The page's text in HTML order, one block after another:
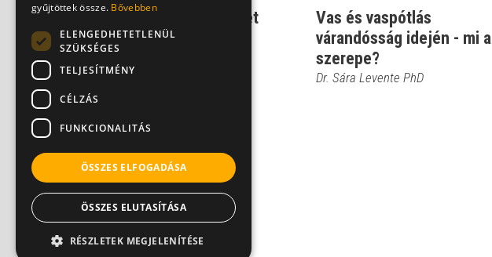
Vitaminhiány: meg lehet
előzni, és érdemes is!
Vas és vaspótlás
várandósság idején - mi a
szerepe?
Dr. Sára Levente PhD
gyűjtöttek össze. Bővebben
ELENGEDHETETLENÜL
SZÜKSÉGES
TELJESÍTMÉNY
CÉLZÁS
FUNKCIONALITÁS
ÖSSZES ELFOGADÁSA
ÖSSZES ELUTASÍTÁSA
RÉSZLETEK MEGJELENÍTÉSE